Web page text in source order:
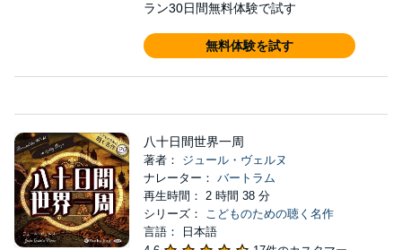
ラン30日間無料体験で試す
無料体験を試す
八十日間世界一周
著者： ジュール・ヴェルヌ
ナレーター： バートラム
再生時間： 2 時間 38 分
シリーズ： こどものための聴く名作
言語： 日本語